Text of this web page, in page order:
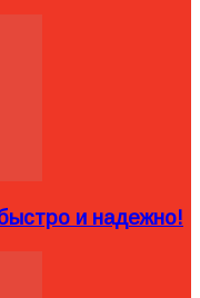
и надежно!